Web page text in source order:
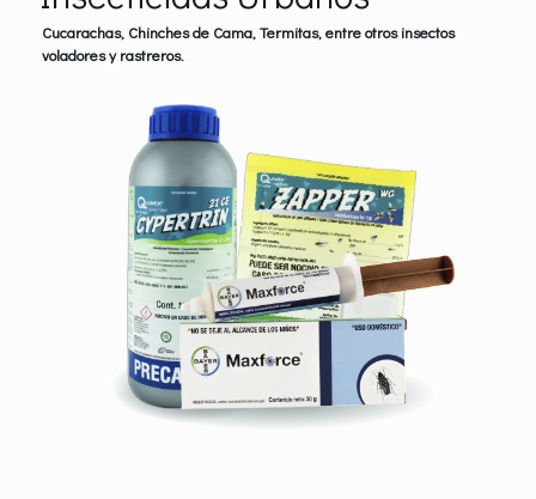
Cucarachas, Chinches de Cama, Termitas, entre otros insectos
voladores y rastreros.